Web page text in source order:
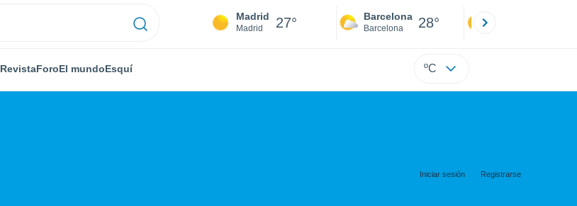
Madrid
Madrid 27° Barcelona
Barcelona 28°
RevistaForoEl mundoEsquí ºC
Iniciar sesión Registrarse